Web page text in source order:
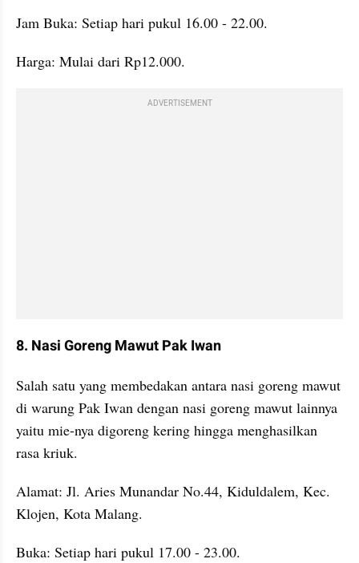
Jam Buka: Setiap hari pukul 16.00 - 22.00.
Harga: Mulai dari Rp12.000.
ADVERTISEMENT
8. Nasi Goreng Mawut Pak Iwan
Salah satu yang membedakan antara nasi goreng mawut
di warung Pak Iwan dengan nasi goreng mawut lainnya
yaitu mie-nya digoreng kering hingga menghasilkan
rasa kriuk.
Alamat: Jl. Aries Munandar No.44, Kiduldalem, Kec.
Klojen, Kota Malang.
Buka: Setiap hari pukul 17.00 - 23.00.